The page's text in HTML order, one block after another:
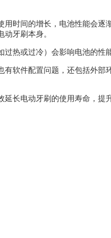
时间的增长，电池性能会
牙刷本身。
热或过冷）会影响电池的
软件配置问题，还包括外
长电动牙刷的使用寿命，